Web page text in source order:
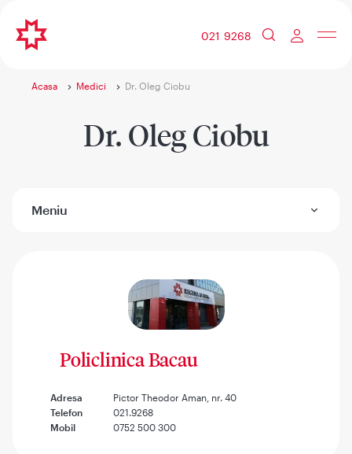
021 9268
Acasa Medici Dr. Oleg Ciobu
Dr. Oleg Ciobu
Meniu
Policlinica Bacau
Adresa
Pictor Theodor Aman, nr. 40
Telefon
021.9268
Mobil
0752 500 300